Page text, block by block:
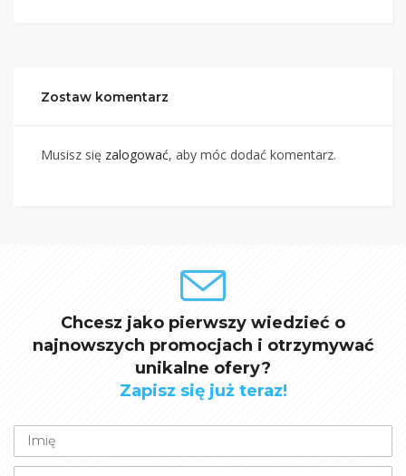
Zostaw komentarz
Musisz się zalogować, aby móc dodać komentarz.
Chcesz jako pierwszy wiedzieć o
najnowszych promocjach i otrzymywać
unikalne ofery?
Zapisz się już teraz!